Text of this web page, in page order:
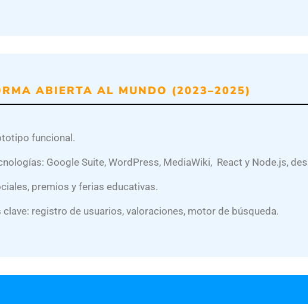
ABIERTA AL MUNDO (2023–2025)
funcional.
Google Suite, WordPress, MediaWiki, React y Node.js,
premios y ferias educativas.
registro de usuarios, valoraciones, motor de búsqueda.